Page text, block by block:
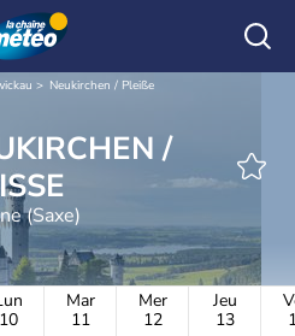
Neukirchen / Pleiße
(Saxe)
10
Mar
11
Mer
12
Jeu
13